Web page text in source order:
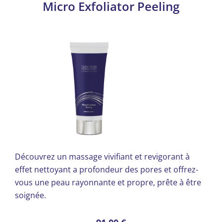
Micro Exfoliator Peeling
Découvrez un massage vivifiant et revigorant à
effet nettoyant a profondeur des pores et offrez-
vous une peau rayonnante et propre, prête à être
soignée.